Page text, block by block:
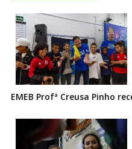
EMEB Profª Creusa Pinho